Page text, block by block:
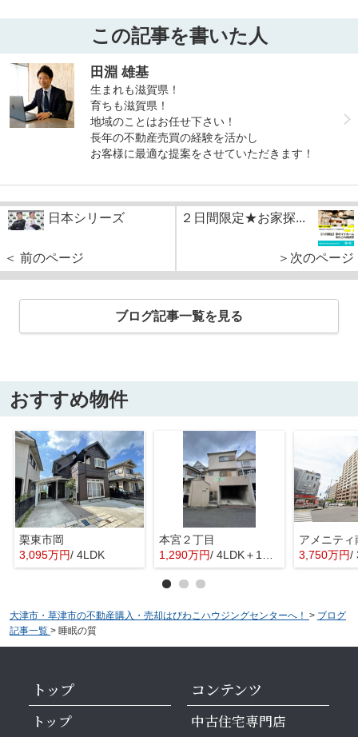
この記事を書いた人
田淵 雄基
生まれも滋賀県！
育ちも滋賀県！
地域のことはお任せ下さい！
長年の不動産売買の経験を活かし
お客様に最適な提案をさせていただきます！
日本シリーズ
＜ 前のページ
２日間限定★お家探...
＞次のページ
ブログ記事一覧を見る
おすすめ物件
栗東市岡
3,095万円/ 4LDK
本宮２丁目
1,290万円/ 4LDK＋1S(納戸) 3,750万円/
大津市・草津市の不動産購入・売却はびわこハウジングセンターへ！ > ブログ
記事一覧 > 睡眠の質
トップ
トップ
コンテンツ
中古住宅専門店